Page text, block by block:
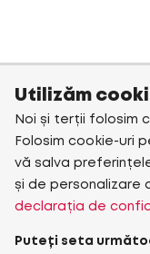
Utilizăm
Noi și terții folosim
Folosim cookie-uri
vă salva
și de personalizare
declarația de
Puteți seta